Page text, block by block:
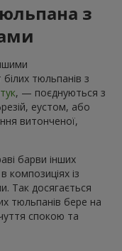
з
тюльпанів з
, — поєднуються з
еустом, або
витонченої,
барви інших
композиціях із
Так досягається
тюльпанів бере на
спокою та